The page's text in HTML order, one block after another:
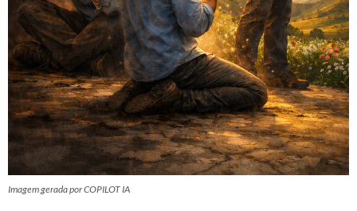
Imagem gerada por COPILOT IA